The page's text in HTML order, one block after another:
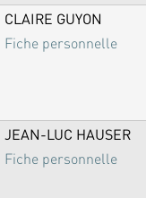
CLAIRE GUYON
Fiche personnelle
JEAN-LUC HAUSER
Fiche personnelle